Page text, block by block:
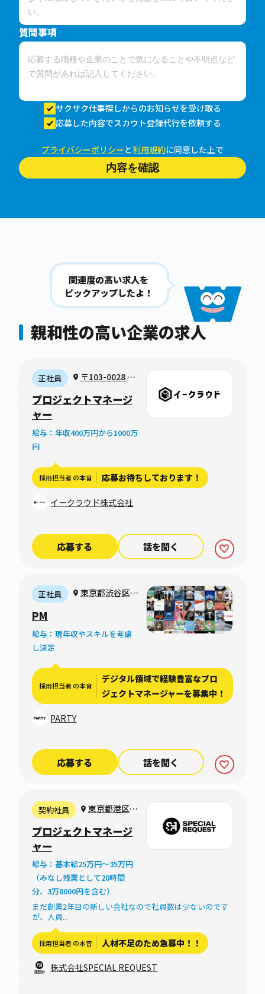
質問事項
サクサク仕事探しからのお知らせを受け取る
応募した内容でスカウト登録代行を依頼する
プライバシーポリシーと利用規約に同意した上で
内容を確認
親和性の高い企業の求人
関連度の高い求人を
ピックアップしたよ！
正社員
〒103-0028 東
1-5-20 東京建物
ビル3F
プロジェクトマネージ
ャー
給与：年収400万円から1000万
円
採用担当者 の本音 応募お待ちしております！
イークラウド株式会社
応募する 話を聞く
正社員
東京都渋谷区猿
PM
給与：現年収やスキルを考慮
し決定
採用担当者 の本音
デジタル領域で経験豊富なプロ
ジェクトマネージャーを募集中！
PARTY
応募する 話を聞く
契約社員
東京都港区西
プロジェクトマネージ
ャー
給与：基本給25万円〜35万円
（みなし残業として20時間
分、3万8000円を含む）
まだ創業2年目の新しい会社なので社員数は少ないのです
が、人員...
採用担当者 の本音 人材不足のため急募中！！
株式会社SPECIAL REQUEST